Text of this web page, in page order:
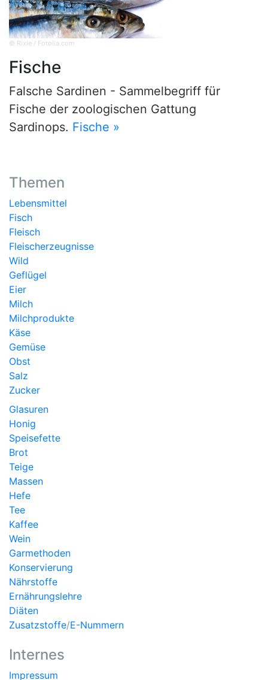
© Rixie / Fotolia.com
Fische
Falsche Sardinen - Sammelbegriff für
Fische der zoologischen Gattung
Sardinops. Fische »
Themen
Lebensmittel
Fisch
Fleisch
Fleischerzeugnisse
Wild
Geflügel
Eier
Milch
Milchprodukte
Käse
Gemüse
Obst
Salz
Zucker
Glasuren
Honig
Speisefette
Brot
Teige
Massen
Hefe
Tee
Kaffee
Wein
Garmethoden
Konservierung
Nährstoffe
Ernährungslehre
Diäten
Zusatzstoffe/E-Nummern
Internes
Impressum